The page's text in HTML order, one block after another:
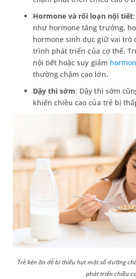
Hormone và rối loạn nội tiết
như hormone tăng trưởng,
hormone sinh dục giữ vai trò
trình phát triển của cơ thể.
nội tiết hoặc suy giảm
thường chậm cao lớn.
Dậy thì sớm: Dậy thì sớm
khiến chiều cao của trẻ bị
Trẻ kén ăn dễ bị thiếu hụt một số dưỡng
phát triển chiều